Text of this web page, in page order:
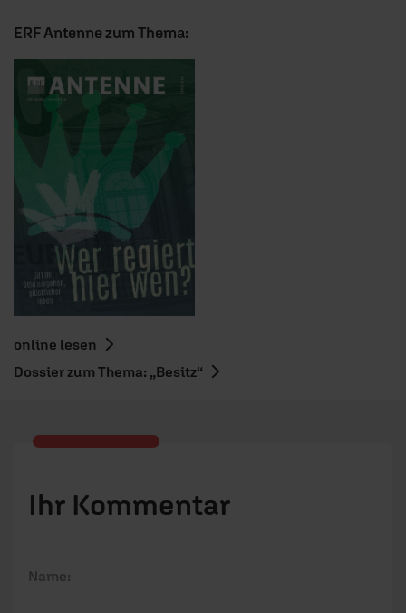
ERF Antenne zum Thema:
online lesen
Dossier zum Thema: „Besitz“
Ihr Kommentar
Name: